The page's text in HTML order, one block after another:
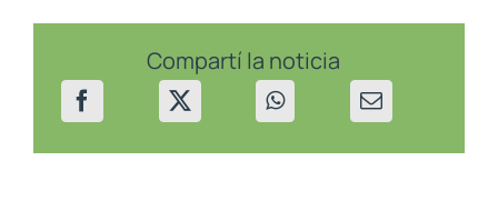
Compartí la noticia